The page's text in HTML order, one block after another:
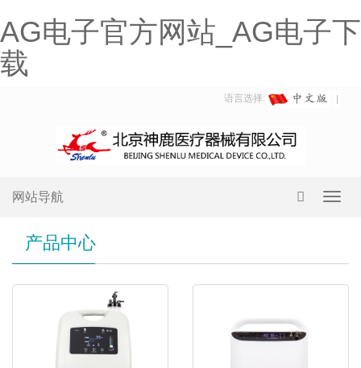
AG电子官方网站_AG电子下
载
语言选择:
网站导航
产品中心